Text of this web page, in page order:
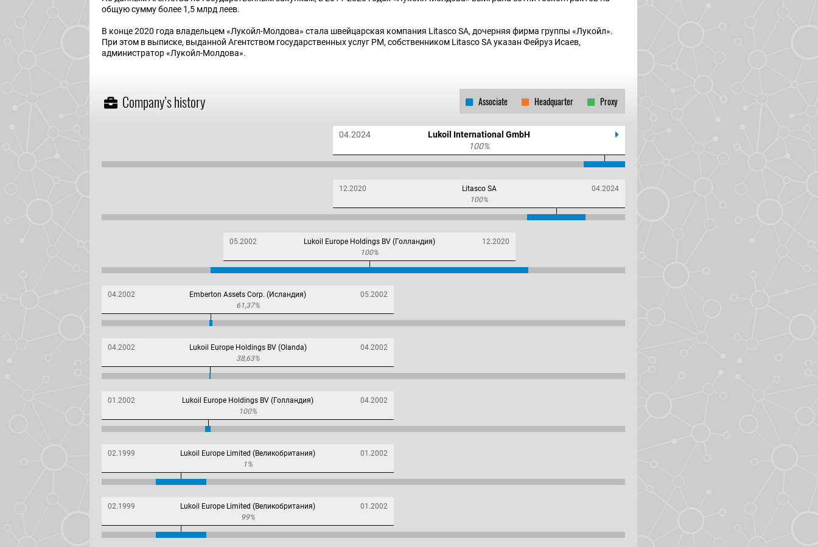
общую сумму более 1,5 млрд леев.
В конце 2020 года владельцем «Лукойл-Молдова» стала швейцарская компания Litasco SA, дочерняя фирма группы «Лукойл».
При этом в выписке, выданной Агентством государственных услуг РМ, собственником Litasco SA указан Фейруз Исаев,
администратор «Лукойл-Молдова».
Proxy
Headquarter
Associate
Company’s history
04.2024
Lukoil International GmbH
100%
12.2020 Litasco SA
04.2024
100%
05.2002 Lukoil Europe Holdings BV (Голландия)
12.2020
100%
04.2002 Emberton Assets Corp. (Исландия)
05.2002
61,37%
04.2002 Lukoil Europe Holdings BV (Olanda)
04.2002
38,63%
01.2002 Lukoil Europe Holdings BV (Голландия)
04.2002
100%
02.1999 Lukoil Europe Limited (Великобритания)
01.2002
1%
02.1999 Lukoil Europe Limited (Великобритания)
01.2002
99%